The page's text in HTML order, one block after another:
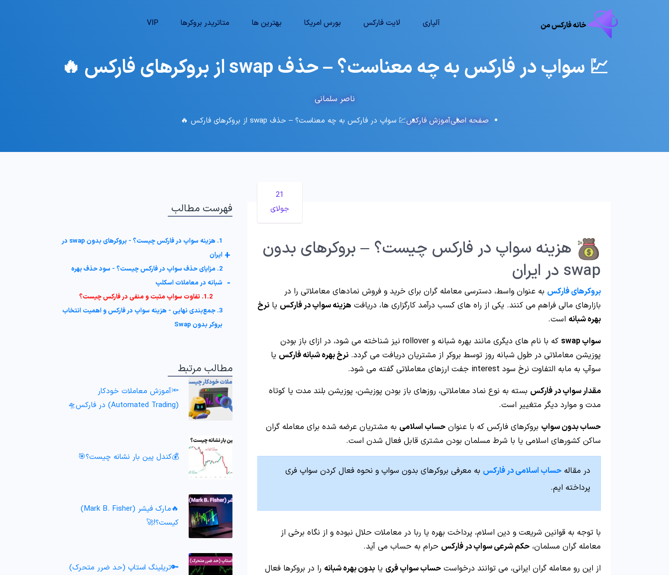
آلپاری لایت فارکس بورس امریکا بهترین ها متاتریدر بروکرها VIP
💹 سواپ در فارکس به چه معناست؟ – حذف swap از بروکرهای فارکس 🔥
ناصر سلمانی
صفحه اصلیآموزش فارکس💹 سواپ در فارکس به چه معناست؟ – حذف swap از بروکرهای فارکس 🔥
21
جولای
هزینه سواپ در فارکس چیست؟ – بروکرهای بدون
swap در ایران
بروکرهای فارکس به عنوان واسط، دسترسی معامله گران برای خرید و فروش نمادهای معاملاتی را در
بازارهای مالی فراهم می کنند. یکی از راه های کسب درآمد کارگزاری ها، دریافت هزینه سواپ در فارکس یا نرخ
بهره شبانه است.
سواپ swap
که با نام های دیگری مانند بهره شبانه و rollover نیز شناخته می شود، در ازای باز بودن
پوزیشن معاملاتی در طول شبانه روز توسط بروکر از مشتریان دریافت می گردد. نرخ بهره شبانه فارکس یا
سوآپ به مابه التفاوت نرخ سود interest جفت ارزهای معاملاتی گفته می شود.
مقدار سواپ در فارکس بسته به نوع نماد معاملاتی، روزهای باز بودن پوزیشن، پوزیشن بلند مدت یا کوتاه
مدت و موارد دیگر متغییر است.
حساب بدون سواپ بروکرهای فارکس که با عنوان حساب اسلامی به مشتریان عرضه شده برای معامله گران
ساکن کشورهای اسلامی یا با شرط مسلمان بودن مشتری قابل فعال شدن است.
در مقاله حساب اسلامی در فارکس به معرفی بروکرهای بدون سواپ و نحوه فعال کردن سواپ فری
پرداخته ایم.
با توجه به قوانین شریعت و دین اسلام، پرداخت بهره یا ربا در معاملات حلال نبوده و از نگاه برخی از
معامله گران مسلمان، حکم شرعی سواپ در فارکس حرام به حساب می آید.
از این رو معامله گران ایرانی، می توانند درخواست حساب سواپ فری یا بدون بهره شبانه را در بروکرها فعال
فهرست مطالب
1. هزینه سواپ در فارکس چیست؟ - بروکرهای بدون swap در
ایران +
2. مزایای حذف سواپ در فارکس چیست؟ - سود حذف بهره
شبانه در معاملات اسکلپ -
1.2. تفاوت سواپ مثبت و منفی در فارکس چیست؟
3. جمع‌بندی نهایی - هزینه سواپ در فارکس و اهمیت انتخاب
بروکر بدون Swap
مطالب مرتبط
🔦آموزش معاملات خودکار
(Automated Trading) در فارکس🛸
💰کندل پین بار نشانه چیست؟🎯
🔥مارک فیشر (Mark B. Fisher)
کیست؟!🚀
🔑تریلینگ استاپ (حد ضرر متحرک)